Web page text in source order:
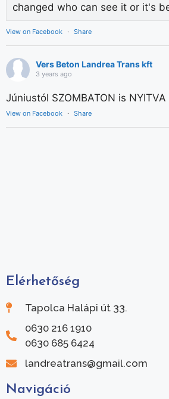
changed who can see it or it's
View on Facebook · Share
Vers Beton Landrea Trans kft
3 years ago
Júniustól SZOMBATON is
View on Facebook · Share
Elérhetőség
Tapolca Halápi út 33.
0630 216 1910
0630 685 6424
landreatrans@gmail.com
Navigáció